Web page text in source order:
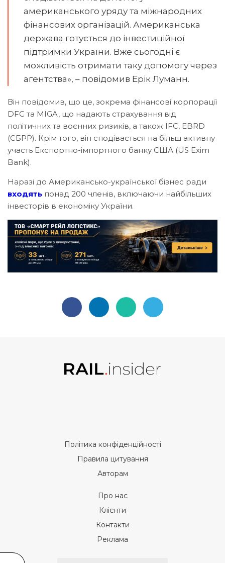
американського уряду та міжнародних
фінансових організацій. Американська
держава готується до інвестиційної
підтримки України. Вже сьогодні є
можливість отримати таку допомогу через
агентства», – повідомив Ерік Луманн.
Він повідомив, що це, зокрема фінансові корпорації
DFC та MIGA, що надають страхування від
політичних та воєнних ризиків, а також IFC, EBRD
(ЄБРР). Крім того, він сподівається на більш активну
участь Експортно-імпортного банку США (US Exim
Bank).
Наразі до Американсько-української бізнес ради
входять понад 200 членів, включаючи найбільших
інвесторів в економіку України.
Політика конфіденційності
Правила цитування
Авторам
Про нас
Клієнти
Контакти
Реклама